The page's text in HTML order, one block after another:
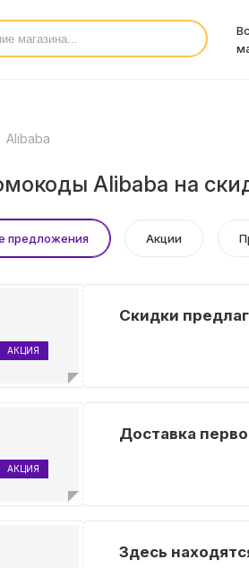
Alibaba
Alibaba на
предложения Акции
АКЦИЯ
Скидки
АКЦИЯ
Доставка
Здесь